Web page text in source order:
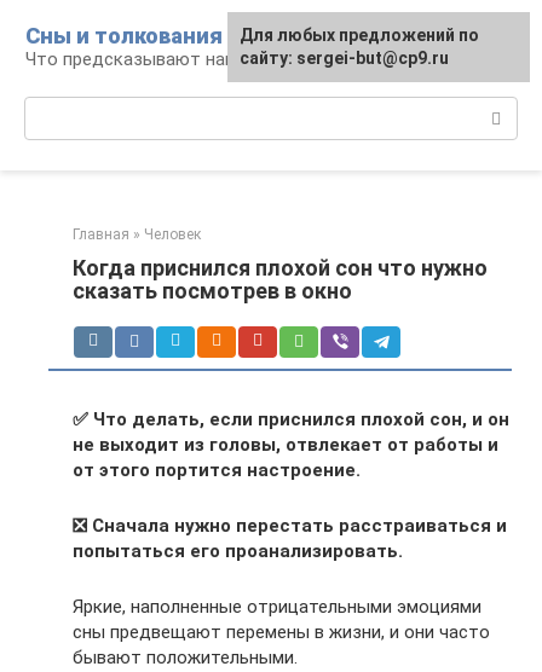
контенту
Сны и толкования
Что предсказывают нам наши сны
Главная » Человек
Когда приснился плохой сон что нужно
сказать посмотрев в окно
✅ Что делать, если приснился плохой сон, и он
не выходит из головы, отвлекает от работы и
от этого портится настроение.
❎ Сначала нужно перестать расстраиваться и
попытаться его проанализировать.
Яркие, наполненные отрицательными эмоциями
сны предвещают перемены в жизни, и они часто
бывают положительными.
Для любых предложений по
сайту: sergei-but@cp9.ru